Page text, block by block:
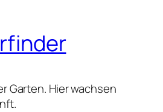
Garten. Hier wachsen